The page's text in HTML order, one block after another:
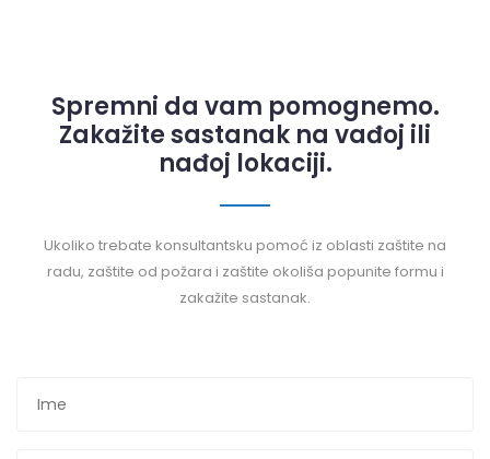
Spremni da vam pomognemo.
Zakažite sastanak na vađoj ili
nađoj lokaciji.
Ukoliko trebate konsultantsku pomoć iz oblasti zaštite na
radu, zaštite od požara i zaštite okoliša popunite formu i
zakažite sastanak.